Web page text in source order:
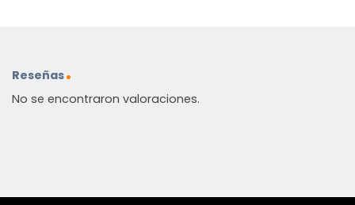
Reseñas
No se encontraron valoraciones.